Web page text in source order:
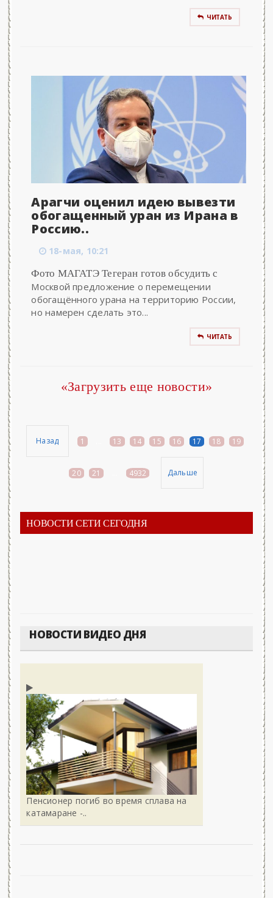
ЧИТАТЬ
Арагчи оценил идею вывезти
обогащенный уран из Ирана в
Россию..
18-мая, 10:21
Фото МАГАТЭ Тегеран готов обсудить с
Москвой предложение о перемещении
обогащённого урана на территорию России,
но намерен сделать это...
ЧИТАТЬ
«Загрузить еще новости»
Назад 1 13 14 15 16 17 18 19
20 21 4932 Дальше
НОВОСТИ СЕТИ СЕГОДНЯ
НОВОСТИ ВИДЕО ДНЯ
Пенсионер погиб во время сплава на
катамаране -..